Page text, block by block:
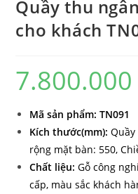
Quầy thu
cho khách
7.800.000
Mã sản phẩm: TN091
Kích thước(mm): Quầy
rộng mặt bàn: 550,
Chất liệu: Gỗ công
cấp, màu sắc khách